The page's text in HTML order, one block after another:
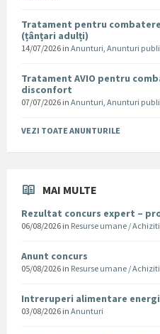
Tratament pentru
(țânțari adulți)
14/07/2026 in Anunturi, Anunturi
Tratament AVIO pentru
disconfort
07/07/2026 in Anunturi, Anunturi
VEZI TOATE ANUNTURILE
MAI MULTE
Rezultat concurs expert –
06/08/2026 in Resurse umane /
Anunt concurs
05/08/2026 in Resurse umane /
Intreruperi alimentare
03/08/2026 in Anunturi